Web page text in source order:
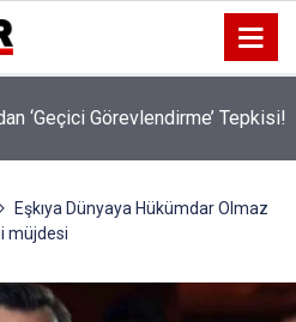
Şikayetini Hafife Almayın!
Eşkıya Dünyaya Hükümdar Olmaz
müjdesi